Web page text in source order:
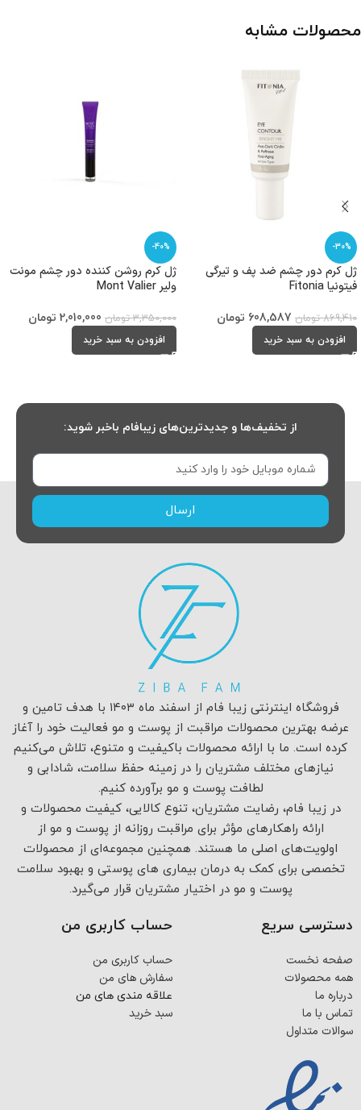
محصولات مشابه
-30%
ژل کرم دور چشم ضد پف و تیرگی
فیتونیا Fitonia
869,410 تومان 608,587 تومان
افزودن به سبد خرید
-40%
ژل کرم روشن کننده دور چشم مونت
ولیر Mont Valier
3,350,000 تومان 2,010,000 تومان
افزودن به سبد خرید
از تخفیف‌ها و جدیدترین‌های زیبافام باخبر شوید:
ارسال
فروشگاه اینترنتی زیبا فام از اسفند ماه ۱۴۰۳ با هدف تامین و
عرضه بهترین محصولات مراقبت از پوست و مو فعالیت خود را آغاز
کرده است. ما با ارائه محصولات باکیفیت و متنوع، تلاش می‌کنیم
نیازهای مختلف مشتریان را در زمینه حفظ سلامت، شادابی و
لطافت پوست و مو برآورده کنیم.
در زیبا فام، رضایت مشتریان، تنوع کالایی، کیفیت محصولات و
ارائه راهکارهای مؤثر برای مراقبت روزانه از پوست و مو از
اولویت‌های اصلی ما هستند. همچنین مجموعه‌ای از محصولات
تخصصی برای کمک به درمان بیماری های پوستی و بهبود سلامت
پوست و مو در اختیار مشتریان قرار می‌گیرد.
دسترسی سریع
صفحه نخست
همه محصولات
درباره ما
تماس با ما
سوالات متداول
حساب کاربری من
حساب کاربری من
سفارش های من
علاقه مندی های من
سبد خرید